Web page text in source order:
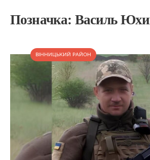
Позначка: Василь
ВІННИЦЬКИЙ РАЙОН